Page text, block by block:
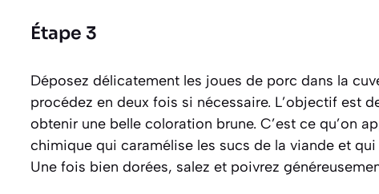
Étape 3
Déposez délicatement les joues de porc dans la
procédez en deux fois si nécessaire. L’objectif est
obtenir une belle coloration brune. C’est ce qu’on
chimique qui caramélise les sucs de la viande et
Une fois bien dorées, salez et poivrez